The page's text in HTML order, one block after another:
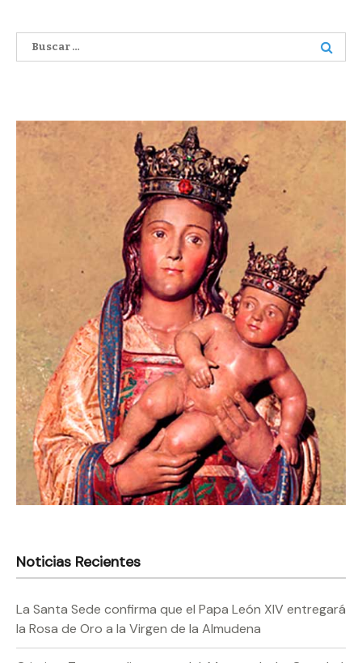
Buscar:
Noticias Recientes
La Santa Sede confirma que el Papa León XIV entregará
la Rosa de Oro a la Virgen de la Almudena